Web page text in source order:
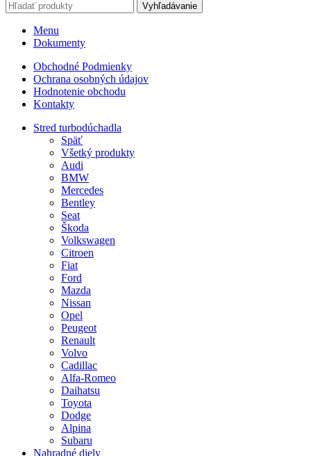
Vyhľadávanie
Menu
Dokumenty
Obchodné Podmienky
Ochrana osobných údajov
Hodnotenie obchodu
Kontakty
Stred turbodúchadla
Späť
Všetký produkty
Audi
BMW
Mercedes
Bentley
Seat
Škoda
Volkswagen
Citroen
Fiat
Ford
Mazda
Nissan
Opel
Peugeot
Renault
Volvo
Cadillac
Alfa-Romeo
Daihatsu
Toyota
Dodge
Alpina
Subaru
Nahradné diely